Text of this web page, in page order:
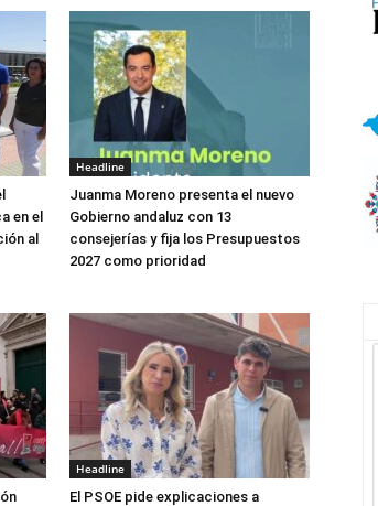
en el
al
Headline
Juanma Moreno presenta el nuevo
Gobierno andaluz con 13
consejerías y fija los Presupuestos
2027 como prioridad
Headline
El PSOE pide explicaciones a